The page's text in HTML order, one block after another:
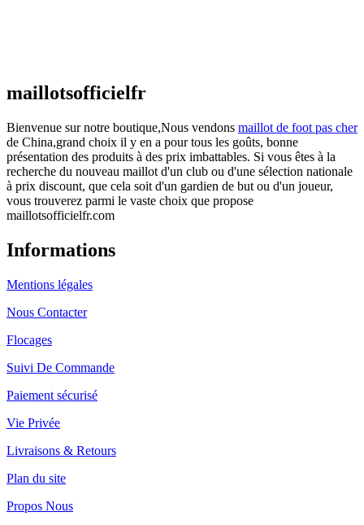
maillotsofficielfr
Bienvenue sur notre boutique,Nous vendons maillot de foot pas cher
de China,grand choix il y en a pour tous les goûts, bonne
présentation des produits à des prix imbattables. Si vous êtes à la
recherche du nouveau maillot d'un club ou d'une sélection nationale
à prix discount, que cela soit d'un gardien de but ou d'un joueur,
vous trouverez parmi le vaste choix que propose
maillotsofficielfr.com
Informations
Mentions légales
Nous Contacter
Flocages
Suivi De Commande
Paiement sécurisé
Vie Privée
Livraisons & Retours
Plan du site
Propos Nous